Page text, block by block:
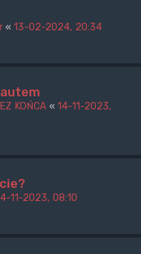
« 13-02-2024, 20:34
KOŃCA « 14-11-2023,
11-2023, 08:10